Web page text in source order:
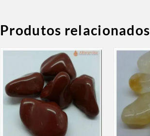
Produtos relacionados